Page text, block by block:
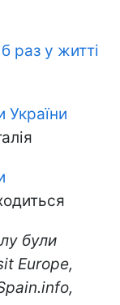
раз у житті
України
були
Europe,